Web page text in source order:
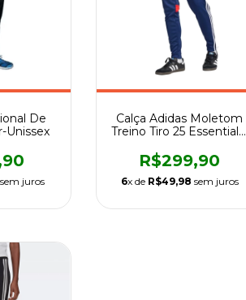
De
Unissex
sem juros
Calça Adidas Moletom
Treino Tiro 25 Essentials-
R$299,90
6x de R$49,98 sem juros